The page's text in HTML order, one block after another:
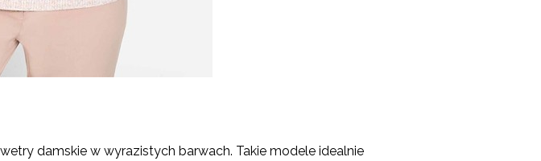
damskie w wyrazistych barwach. Takie modele idealnie